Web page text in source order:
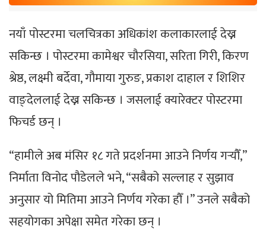
नयाँ पोस्टरमा चलचित्रका अधिकांश कलाकारलाई देख्न
सकिन्छ । पोस्टरमा कामेश्वर चौरसिया, सरिता गिरी, किरण
श्रेष्ठ, लक्ष्मी बर्देवा, गौमाया गुरुङ, प्रकाश दाहाल र शिशिर
वाङ्देललाई देख्न सकिन्छ । जसलाई क्यारेक्टर पोस्टरमा
फिचर्ड छन् ।
“हामीले अब मंसिर १८ गते प्रदर्शनमा आउने निर्णय गर्‍यौँ,”
निर्माता विनोद पौडेलले भने, “सबैको सल्लाह र सुझाव
अनुसार यो मितिमा आउने निर्णय गरेका हौँ ।” उनले सबैको
सहयोगका अपेक्षा समेत गरेका छन् ।